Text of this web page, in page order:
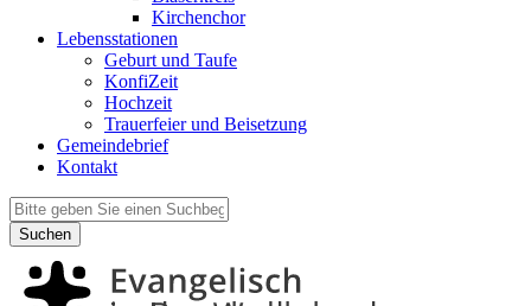
Kirchenchor
Lebensstationen
Geburt und Taufe
KonfiZeit
Hochzeit
Trauerfeier und Beisetzung
Gemeindebrief
Kontakt
Suchen